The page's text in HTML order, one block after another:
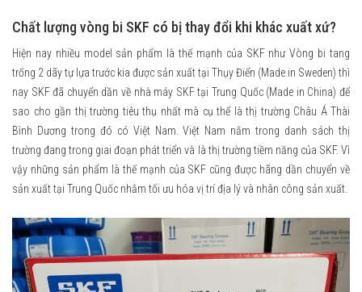
Chất lượng vòng bi SKF có bị thay đổi khi khác xuất xứ?
Hiện nay nhiều model sản phẩm là thế mạnh của SKF như Vòng bi tang
trống 2 dãy tự lựa trước kia được sản xuất tại Thụy Điển (Made in Sweden) thì
nay SKF đã chuyển dần về nhà máy SKF tại Trung Quốc (Made in China) để
sao cho gần thị trường tiêu thụ nhất mà cụ thể là thị trường Châu Á Thài
Bình Dương trong đó có Việt Nam. Việt Nam nằm trong danh sách thị
trường đang trong giai đoạn phát triển và là thị trường tiềm năng của SKF. Vì
vậy những sản phẩm là thế mạnh của SKF cũng được hãng dần chuyển về
sản xuất tại Trung Quốc nhằm tối ưu hóa vị trí địa lý và nhân công sản xuất.